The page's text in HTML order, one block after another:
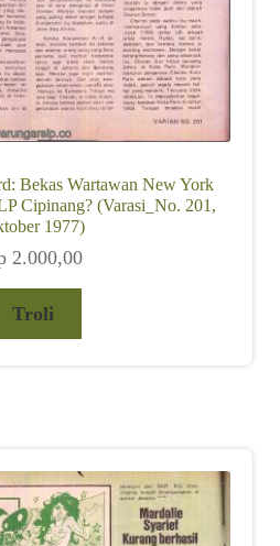
Bekas Wartawan New York
Cipinang? (Varasi_No. 201,
1977)
2.000,00
Troli